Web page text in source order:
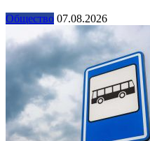
Общество 07.08.2026